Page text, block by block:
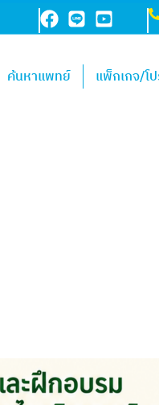
ค้นหาแพทย์ แพ็กเกจ/โ